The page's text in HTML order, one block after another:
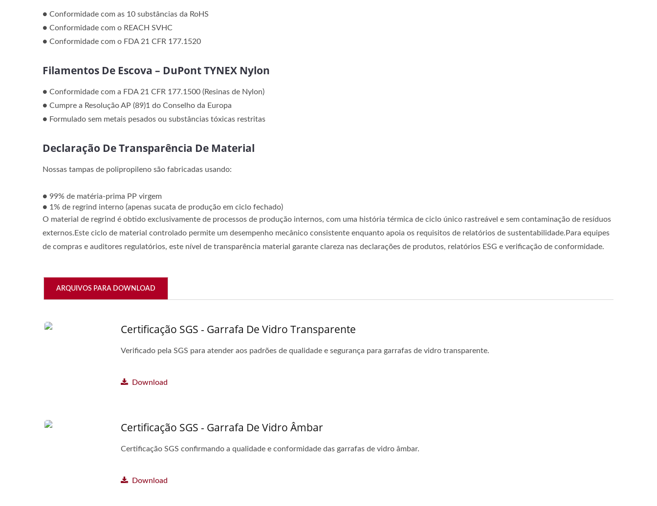
● Conformidade com as 10 substâncias da RoHS
● Conformidade com o REACH SVHC
● Conformidade com o FDA 21 CFR 177.1520
Filamentos De Escova – DuPont TYNEX Nylon
● Conformidade com a FDA 21 CFR 177.1500 (Resinas de Nylon)
● Cumpre a Resolução AP (89)1 do Conselho da Europa
● Formulado sem metais pesados ou substâncias tóxicas restritas
Declaração De Transparência De Material
Nossas tampas de polipropileno são fabricadas usando:
● 99% de matéria-prima PP virgem
● 1% de regrind interno (apenas sucata de produção em ciclo fechado)
O material de regrind é obtido exclusivamente de processos de produção internos, com uma história térmica de ciclo único rastreável e sem contaminação de resíduos
externos.Este ciclo de material controlado permite um desempenho mecânico consistente enquanto apoia os requisitos de relatórios de sustentabilidade.Para equipes
de compras e auditores regulatórios, este nível de transparência material garante clareza nas declarações de produtos, relatórios ESG e verificação de conformidade.
ARQUIVOS PARA DOWNLOAD
Certificação SGS - Garrafa De Vidro Transparente
Verificado pela SGS para atender aos padrões de qualidade e segurança para garrafas de vidro transparente.
Download
Certificação SGS - Garrafa De Vidro Âmbar
Certificação SGS confirmando a qualidade e conformidade das garrafas de vidro âmbar.
Download